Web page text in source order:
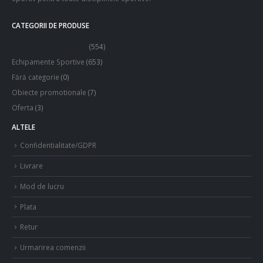
CATEGORII DE PRODUSE
(554)
Echipamente Sportive (653)
Fără categorie (0)
Obiecte promotionale (7)
Oferta (3)
ALTELE
Confidentialitate/GDPR
Livrare
Mod de lucru
Plata
Retur
Urmarirea comenzii